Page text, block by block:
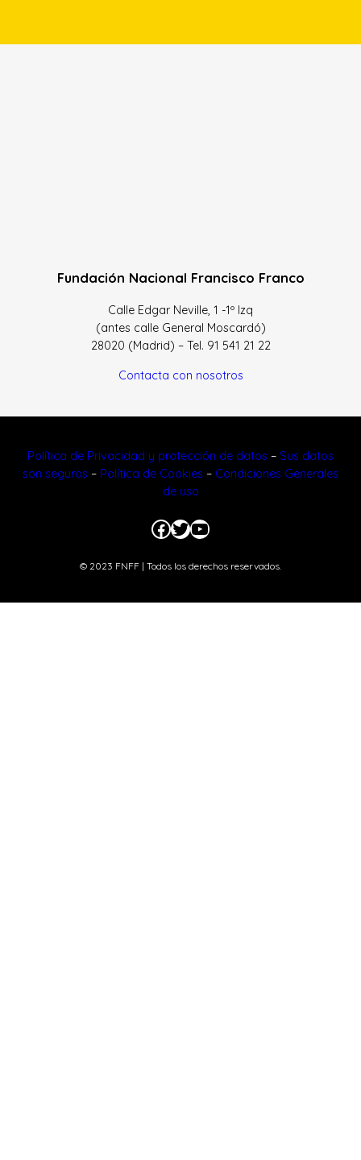
Fundación Nacional Francisco Franco
Calle Edgar Neville, 1 -1º Izq
(antes calle General Moscardó)
28020 (Madrid) – Tel. 91 541 21 22
Contacta con nosotros
Política de Privacidad y protección de datos – Sus datos
son seguros – Política de Cookies – Condiciones Generales
de uso
Facebook
Twitter
YouTube
© 2023 FNFF | Todos los derechos reservados.